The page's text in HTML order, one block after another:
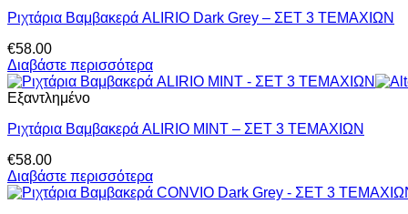
Ριχτάρια Βαμβακερά ALIRIO Dark Grey – ΣΕΤ 3 ΤΕΜΑΧΙΩΝ
€58.00
Διαβάστε περισσότερα
Εξαντλημένο
Ριχτάρια Βαμβακερά ALIRIO MINT – ΣΕΤ 3 ΤΕΜΑΧΙΩΝ
€58.00
Διαβάστε περισσότερα